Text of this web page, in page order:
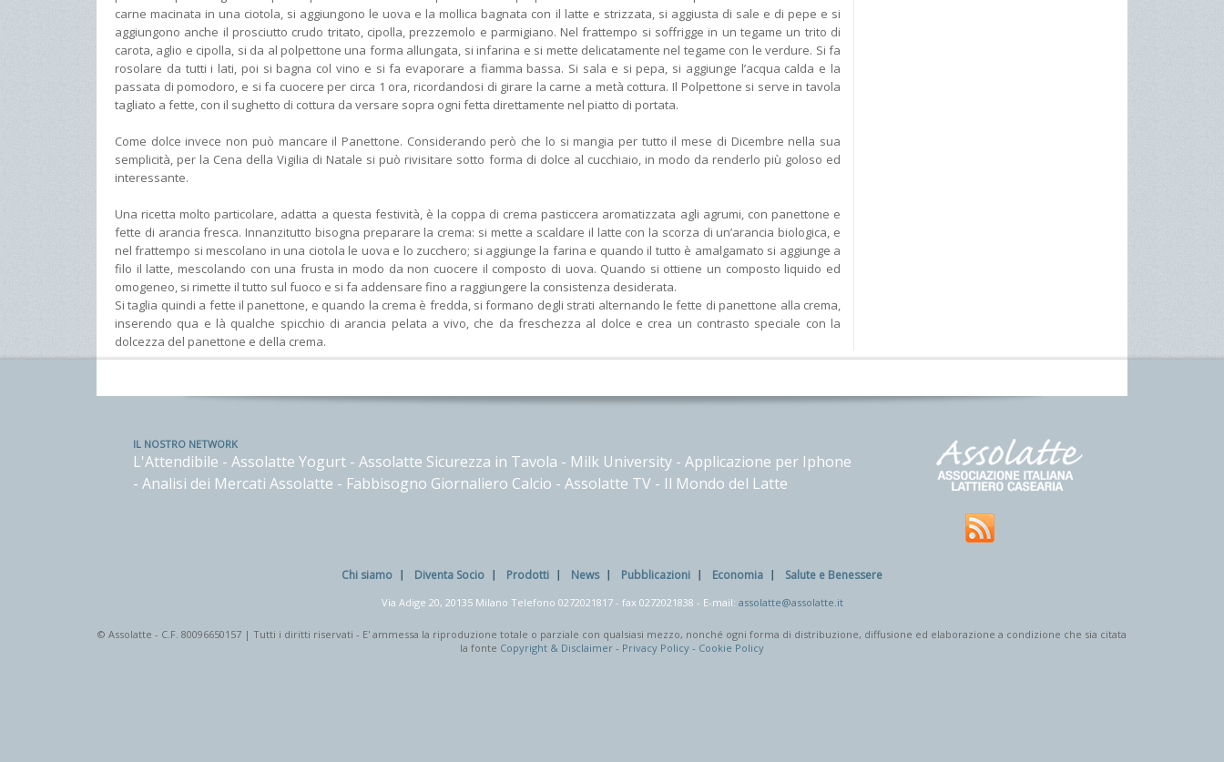
carne macinata in una ciotola, si aggiungono le uova e la mollica bagnata con il latte e strizzata, si aggiusta di sale e di pepe e si
aggiungono anche il prosciutto crudo tritato, cipolla, prezzemolo e parmigiano. Nel frattempo si soffrigge in un tegame un trito di
carota, aglio e cipolla, si da al polpettone una forma allungata, si infarina e si mette delicatamente nel tegame con le verdure. Si fa
rosolare da tutti i lati, poi si bagna col vino e si fa evaporare a fiamma bassa. Si sala e si pepa, si aggiunge l’acqua calda e la
passata di pomodoro, e si fa cuocere per circa 1 ora, ricordandosi di girare la carne a metà cottura. Il Polpettone si serve in tavola
tagliato a fette, con il sughetto di cottura da versare sopra ogni fetta direttamente nel piatto di portata.
Come dolce invece non può mancare il Panettone. Considerando però che lo si mangia per tutto il mese di Dicembre nella sua
semplicità, per la Cena della Vigilia di Natale si può rivisitare sotto forma di dolce al cucchiaio, in modo da renderlo più goloso ed
interessante.
Una ricetta molto particolare, adatta a questa festività, è la coppa di crema pasticcera aromatizzata agli agrumi, con panettone e
fette di arancia fresca. Innanzitutto bisogna preparare la crema: si mette a scaldare il latte con la scorza di un’arancia biologica, e
nel frattempo si mescolano in una ciotola le uova e lo zucchero; si aggiunge la farina e quando il tutto è amalgamato si aggiunge a
filo il latte, mescolando con una frusta in modo da non cuocere il composto di uova. Quando si ottiene un composto liquido ed
omogeneo, si rimette il tutto sul fuoco e si fa addensare fino a raggiungere la consistenza desiderata.
Si taglia quindi a fette il panettone, e quando la crema è fredda, si formano degli strati alternando le fette di panettone alla crema,
inserendo qua e là qualche spicchio di arancia pelata a vivo, che da freschezza al dolce e crea un contrasto speciale con la
dolcezza del panettone e della crema.
IL NOSTRO NETWORK
L'Attendibile - Assolatte Yogurt - Assolatte Sicurezza in Tavola - Milk University - Applicazione per Iphone
- Analisi dei Mercati Assolatte - Fabbisogno Giornaliero Calcio - Assolatte TV - Il Mondo del Latte
Chi siamo Diventa Socio Prodotti News Pubblicazioni Economia Salute e Benessere
Via Adige 20, 20135 Milano Telefono 0272021817- fax 0272021838 - E-mail: assolatte@assolatte.it
© Assolatte - C.F. 80096650157 | Tutti i diritti riservati - E' ammessa la riproduzione totale o parziale con qualsiasi mezzo, nonché ogni forma di distribuzione, diffusione ed elaborazione a condizione che sia citata
la fonte Copyright & Disclaimer - Privacy Policy - Cookie Policy